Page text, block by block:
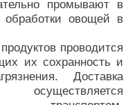
промывают в
обработки овощей в
проводится
их сохранность и
Доставка